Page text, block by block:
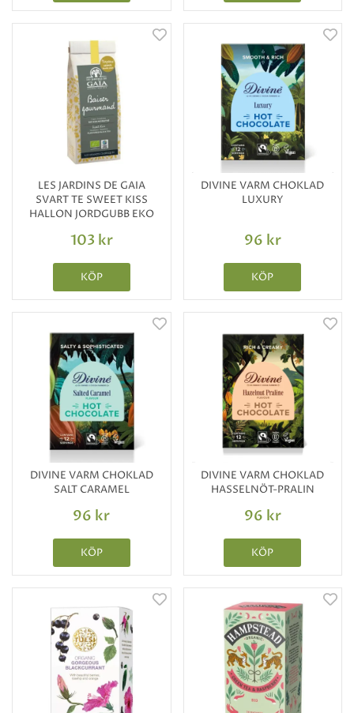
LES JARDINS DE GAIA
SVART TE SWEET KISS
HALLON JORDGUBB EKO
103 kr
KÖP
DIVINE VARM CHOKLAD
LUXURY
96 kr
KÖP
DIVINE VARM CHOKLAD
SALT CARAMEL
96 kr
KÖP
DIVINE VARM CHOKLAD
HASSELNÖT-PRALIN
96 kr
KÖP